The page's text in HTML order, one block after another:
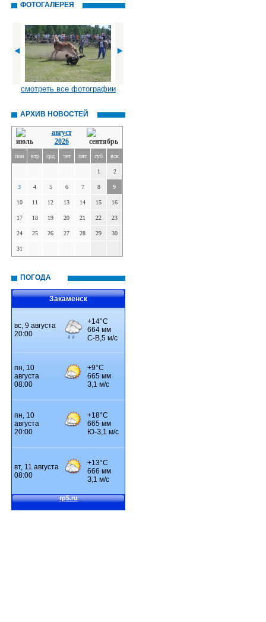
ФОТОГАЛЕРЕЯ
смотреть все фотографии
АРХИВ НОВОСТЕЙ
август
2026
пон втр срд чет пят суб вск
1 2
3 4 5 6 7 8 9
10 11 12 13 14 15 16
17 18 19 20 21 22 23
24 25 26 27 28 29 30
31
ПОГОДА
Закаменск